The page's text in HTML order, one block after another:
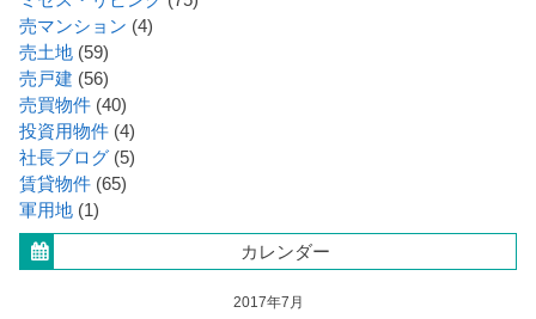
売マンション (4)
売土地 (59)
売戸建 (56)
売買物件 (40)
投資用物件 (4)
社長ブログ (5)
賃貸物件 (65)
軍用地 (1)
カレンダー
2017年7月